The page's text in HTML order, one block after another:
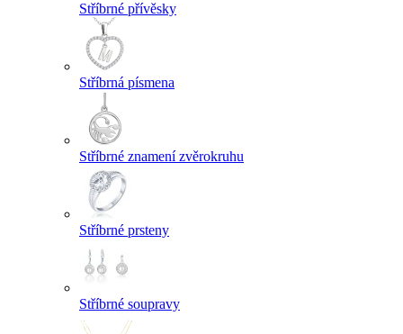
Stříbrné přívěsky
Stříbrná písmena
Stříbrné znamení zvěrokruhu
Stříbrné prsteny
Stříbrné soupravy